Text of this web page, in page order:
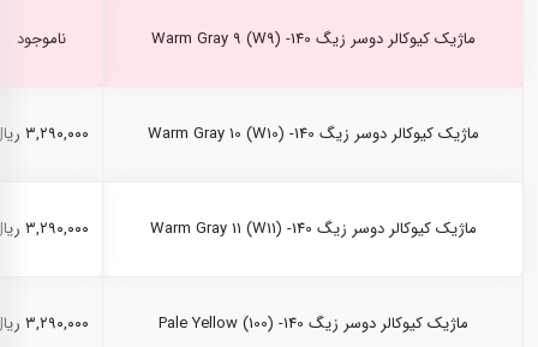
ماژیک کیوکالر دوسر زیگ Warm Gray 9 (W9) -140 ناموجود
ماژیک کیوکالر دوسر زیگ Warm Gray 10 (W10) -140 ۳,۲۹۰,۰۰۰ ریال
ماژیک کیوکالر دوسر زیگ Warm Gray 11 (W11) -140 ۳,۲۹۰,۰۰۰ ریال
ماژیک کیوکالر دوسر زیگ Pale Yellow (100) -140 ۳,۲۹۰,۰۰۰ ریال